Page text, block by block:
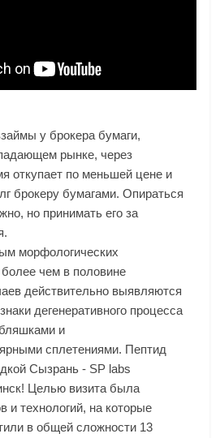
у брокера бумаги,
рынке, через
откупает по меньшей цене и
брокеру бумагами. Опираться
но принимать его за
морфологических
чем в половине
действительно выявляются
дегенеративного процесса
и
сплетениями. Пептид
Сызрань - SP labs
Целью визита была
и технологий, на которые
в общей сложности 13